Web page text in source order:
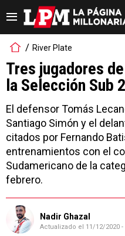
River Plate
Tres jugadores
la Selección Sub
El defensor Tomás
Santiago Simón y el
citados por Fernando
entrenamientos con el
Sudamericano de la
febrero.
Nadir Ghazal
Actualizado el 11/12/2020 -